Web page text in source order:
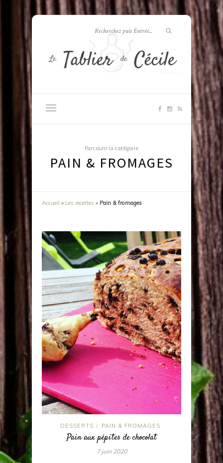
Parcourir la catégorie
PAIN & FROMAGES
Accueil » Les recettes » Pain & fromages
DESSERTS / PAIN & FROMAGES
Pain aux pépites de chocolat
7 juin 2020